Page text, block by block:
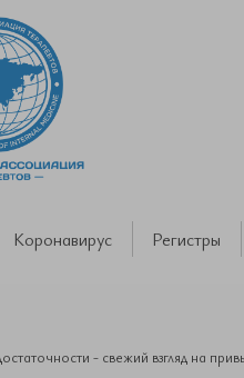
Коронавирус Регистры
- свежий взгляд на